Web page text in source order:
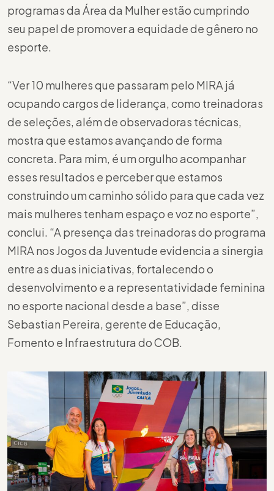
programas da Área da Mulher estão cumprindo
seu papel de promover a equidade de gênero no
esporte.
“Ver 10 mulheres que passaram pelo MIRA já
ocupando cargos de liderança, como treinadoras
de seleções, além de observadoras técnicas,
mostra que estamos avançando de forma
concreta. Para mim, é um orgulho acompanhar
esses resultados e perceber que estamos
construindo um caminho sólido para que cada vez
mais mulheres tenham espaço e voz no esporte”,
conclui. “A presença das treinadoras do programa
MIRA nos Jogos da Juventude evidencia a sinergia
entre as duas iniciativas, fortalecendo o
desenvolvimento e a representatividade feminina
no esporte nacional desde a base”, disse
Sebastian Pereira, gerente de Educação,
Fomento e Infraestrutura do COB.